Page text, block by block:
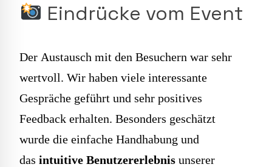
Eindrücke vom Event
Der Austausch mit den Besuchern war sehr
wertvoll. Wir haben viele interessante
Gespräche geführt und sehr positives
Feedback erhalten. Besonders geschätzt
wurde die einfache Handhabung und
dasintuitive Benutzererlebnis unserer